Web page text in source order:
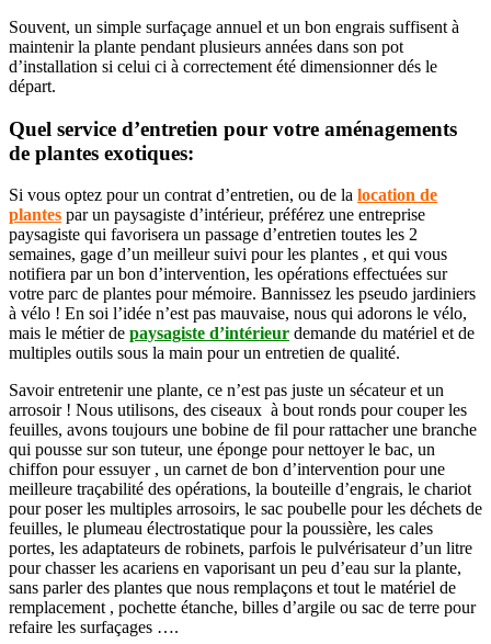
Souvent, un simple surfaçage annuel et un bon engrais suffisent à
maintenir la plante pendant plusieurs années dans son pot
d’installation si celui ci à correctement été dimensionner dés le
départ.
Quel service d’entretien pour votre aménagements
de plantes exotiques:
Si vous optez pour un contrat d’entretien, ou de la location de
plantes par un paysagiste d’intérieur, préférez une entreprise
paysagiste qui favorisera un passage d’entretien toutes les 2
semaines, gage d’un meilleur suivi pour les plantes , et qui vous
notifiera par un bon d’intervention, les opérations effectuées sur
votre parc de plantes pour mémoire. Bannissez les pseudo jardiniers
à vélo ! En soi l’idée n’est pas mauvaise, nous qui adorons le vélo,
mais le métier de paysagiste d’intérieur demande du matériel et de
multiples outils sous la main pour un entretien de qualité.
Savoir entretenir une plante, ce n’est pas juste un sécateur et un
arrosoir ! Nous utilisons, des ciseaux à bout ronds pour couper les
feuilles, avons toujours une bobine de fil pour rattacher une branche
qui pousse sur son tuteur, une éponge pour nettoyer le bac, un
chiffon pour essuyer , un carnet de bon d’intervention pour une
meilleure traçabilité des opérations, la bouteille d’engrais, le chariot
pour poser les multiples arrosoirs, le sac poubelle pour les déchets de
feuilles, le plumeau électrostatique pour la poussière, les cales
portes, les adaptateurs de robinets, parfois le pulvérisateur d’un litre
pour chasser les acariens en vaporisant un peu d’eau sur la plante,
sans parler des plantes que nous remplaçons et tout le matériel de
remplacement , pochette étanche, billes d’argile ou sac de terre pour
refaire les surfaçages ….